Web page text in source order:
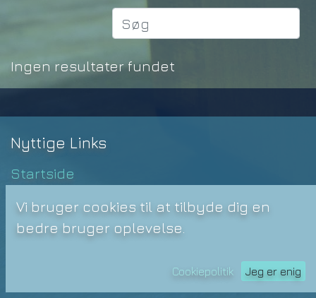
Ingen resultater fundet
Nyttige Links
Startside
Handelsbetingelser
Privatlivspolitik
Vi bruger cookies til at tilbyde dig en
bedre bruger oplevelse.
Cookiepolitik Jeg er enig